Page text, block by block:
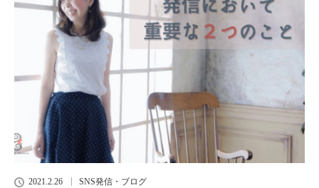
2021.2.26 SNS発信・ブログ